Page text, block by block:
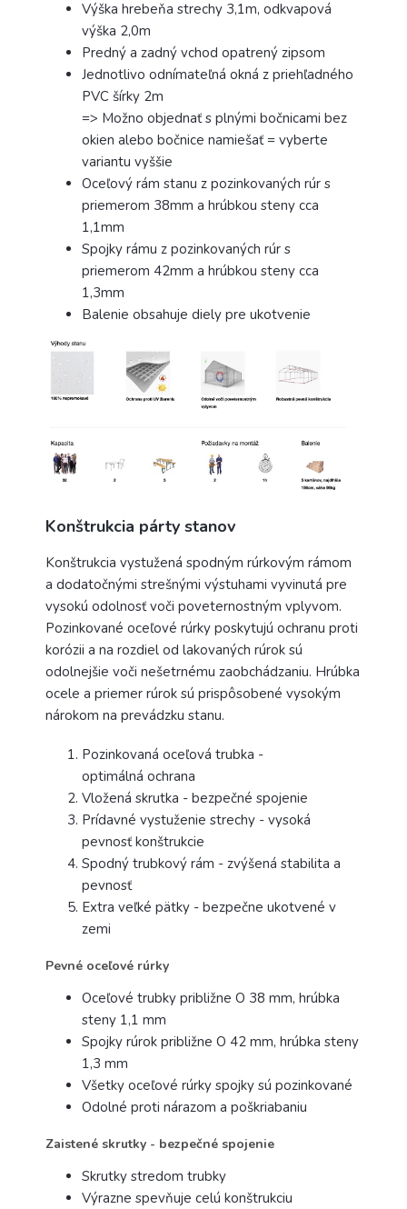
Výška hrebeňa strechy 3,1m, odkvapová
výška 2,0m
Predný a zadný vchod opatrený zipsom
Jednotlivo odnímateľná okná z priehľadného
PVC šírky 2m
=> Možno objednať s plnými bočnicami bez
okien alebo bočnice namiešať = vyberte
variantu vyššie
Oceľový rám stanu z pozinkovaných rúr s
priemerom 38mm a hrúbkou steny cca
1,1mm
Spojky rámu z pozinkovaných rúr s
priemerom 42mm a hrúbkou steny cca
1,3mm
Balenie obsahuje diely pre ukotvenie
Konštrukcia párty stanov
Konštrukcia vystužená spodným rúrkovým rámom
a dodatočnými strešnými výstuhami vyvinutá pre
vysokú odolnosť voči poveternostným vplyvom.
Pozinkované oceľové rúrky poskytujú ochranu proti
korózii a na rozdiel od lakovaných rúrok sú
odolnejšie voči nešetrnému zaobchádzaniu. Hrúbka
ocele a priemer rúrok sú prispôsobené vysokým
nárokom na prevádzku stanu.
Pozinkovaná oceľová trubka -
optimálná ochrana
Vložená skrutka - bezpečné spojenie
Prídavné vystuženie strechy - vysoká
pevnosť konštrukcie
Spodný trubkový rám - zvýšená stabilita a
pevnosť
Extra veľké pätky - bezpečne ukotvené v
zemi
Pevné oceľové rúrky
Oceľové trubky približne O 38 mm, hrúbka
steny 1,1 mm
Spojky rúrok približne O 42 mm, hrúbka steny
1,3 mm
Všetky oceľové rúrky spojky sú pozinkované
Odolné proti nárazom a poškriabaniu
Zaistené skrutky - bezpečné spojenie
Skrutky stredom trubky
Výrazne spevňuje celú konštrukciu